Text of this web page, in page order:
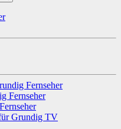
Fernseher
Fernseher
Grundig TV